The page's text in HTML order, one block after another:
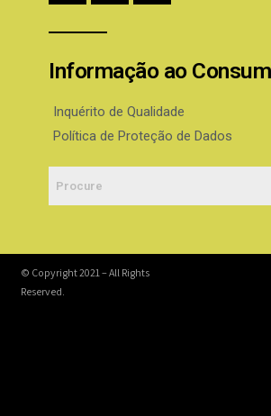
Informação ao
Inquérito de Qualidade
Política de Proteção de Dados
© Copyright 2021 – All Rights
Reserved.